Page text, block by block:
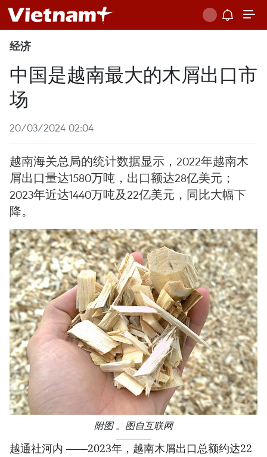
经济
中国是越南最大的木屑出口市
场
20/03/2024 02:04
越南海关总局的统计数据显示，2022年越南木
屑出口量达1580万吨，出口额达28亿美元；
2023年近达1440万吨及22亿美元，同比大幅下
降。
附图 。图自互联网
越通社河内 ——2023年，越南木屑出口总额约达22